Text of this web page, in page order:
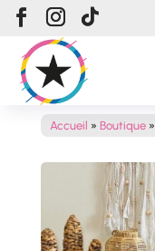
Accueil » Boutique»